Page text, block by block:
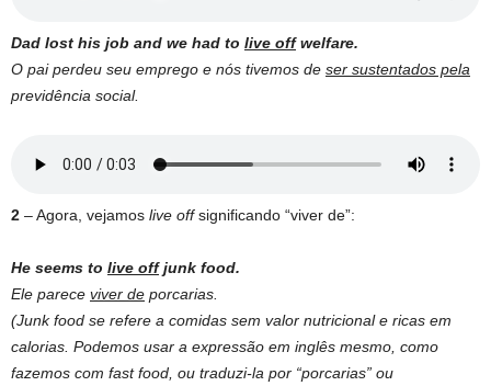
Dad lost his job and we had to live offwelfare.
O pai perdeu seu emprego e nós tivemos de ser sustentados pela
previdência social.
2 – Agora, vejamos live offsignificando “viver de”:
He seems to live offjunk food.
Ele parece viver de porcarias.
(Junk food se refere a comidas sem valor nutricional e ricas em
calorias. Podemos usar a expressão em inglês mesmo, como
fazemos com fast food, ou traduzi-la por “porcarias” ou